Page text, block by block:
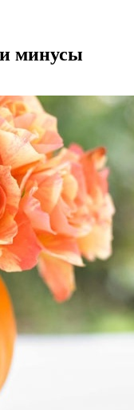
минусы